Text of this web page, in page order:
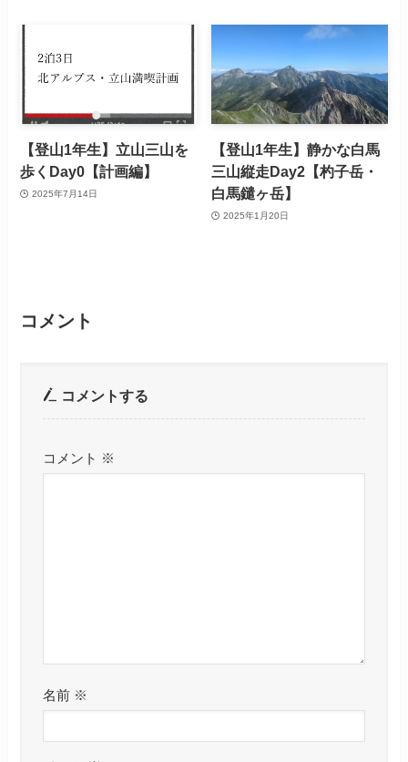
【登山1年生】立山三山を
歩くDay0【計画編】
2025年7月14日
【登山1年生】静かな白馬
三山縦走Day2【杓子岳・
白馬鑓ヶ岳】
2025年1月20日
コメント
コメントする
コメント ※
名前 ※